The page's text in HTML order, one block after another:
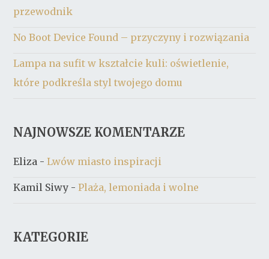
przewodnik
No Boot Device Found – przyczyny i rozwiązania
Lampa na sufit w kształcie kuli: oświetlenie,
które podkreśla styl twojego domu
NAJNOWSZE KOMENTARZE
Eliza -Lwów miasto inspiracji
Kamil Siwy -Plaża, lemoniada i wolne
KATEGORIE